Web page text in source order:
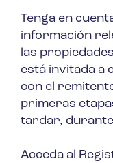
Tenga en
información
las
está invitada a
con el
primeras
tardar,
Acceda al